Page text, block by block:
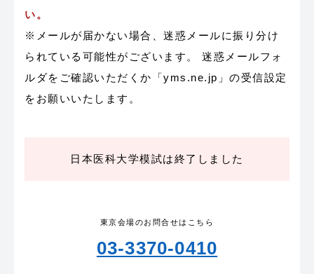
い。
※メールが届かない場合、迷惑メールに振り分け
られている可能性がございます。 迷惑メールフォ
ルダをご確認いただくか「yms.ne.jp」の受信設定
をお願いいたします。
日本医科大学模試は終了しました
東京会場のお問合せはこちら
03-3370-0410